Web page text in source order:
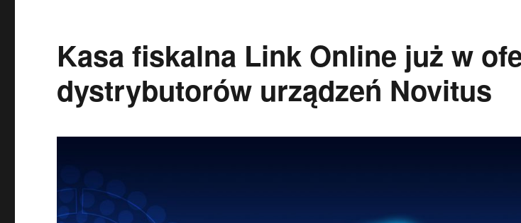
Kasa fiskalna Link Online już w
dystrybutorów urządzeń Novitus